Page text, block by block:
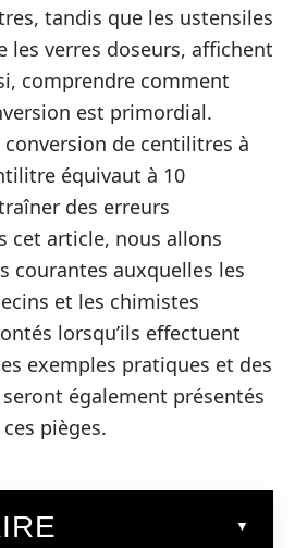
tandis que les ustensiles
les verres doseurs, affichent
comprendre comment
est primordial.
de centilitres à
équivaut à 10
des erreurs
cet article, nous allons
courantes auxquelles les
et les chimistes
lorsqu’ils effectuent
exemples pratiques et des
également présentés
pièges.